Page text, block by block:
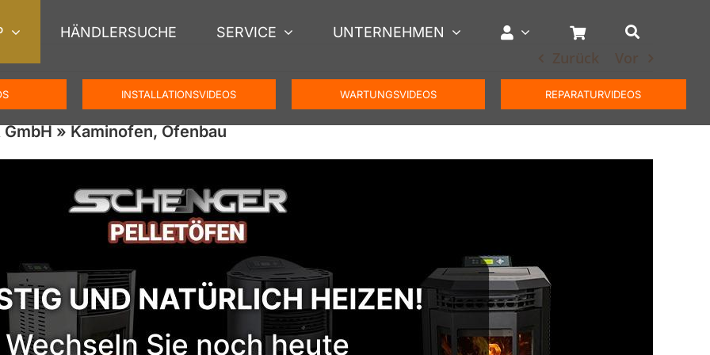
HÄNDLERSUCHE SERVICE UNTERNEHMEN
INSTALLATIONSVIDEOS WARTUNGSVIDEOS REPARATURVIDEOS
Zurück Vor
» Kaminofen, Ofenbau